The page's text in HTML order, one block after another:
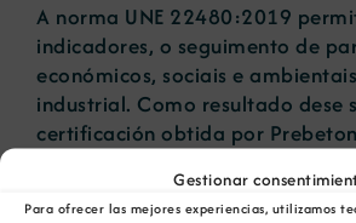
Gestionar
Para ofrecer las mejores experiencias, utilizamos
A norma UNE 22480:2019
indicadores, o seguimento de
económicos, sociais e
industrial. Como resultado dese
certificación obtida por
aspectos como o respecto polo
a seguridade na actividade